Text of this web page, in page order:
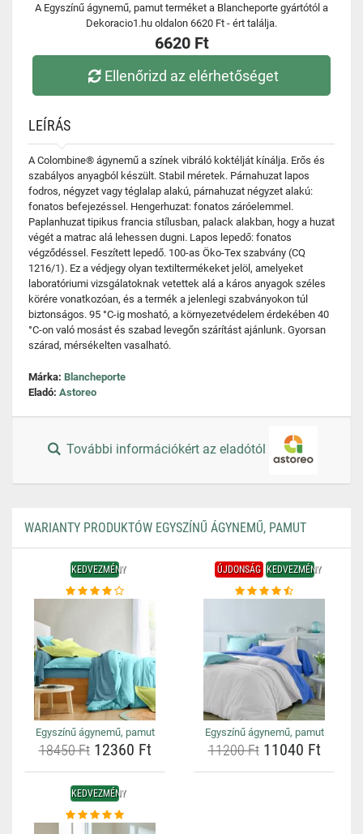
A Egyszínű ágynemű, pamut terméket a Blancheporte gyártótól a
Dekoracio1.hu oldalon 6620 Ft - ért találja.
6620 Ft
Ellenőrizd az elérhetőséget
LEÍRÁS
A Colombine® ágynemű a színek vibráló koktélját kínálja. Erős és
szabályos anyagból készült. Stabil méretek. Párnahuzat lapos
fodros, négyzet vagy téglalap alakú, párnahuzat négyzet alakú:
fonatos befejezéssel. Hengerhuzat: fonatos záróelemmel.
Paplanhuzat tipikus francia stílusban, palack alakban, hogy a huzat
végét a matrac alá lehessen dugni. Lapos lepedő: fonatos
végződéssel. Feszített lepedő. 100-as Öko-Tex szabvány (CQ
1216/1). Ez a védjegy olyan textiltermékeket jelöl, amelyeket
laboratóriumi vizsgálatoknak vetettek alá a káros anyagok széles
körére vonatkozóan, és a termék a jelenlegi szabványokon túl
biztonságos. 95 °C-ig mosható, a környezetvédelem érdekében 40
°C-on való mosást és szabad levegőn szárítást ajánlunk. Gyorsan
szárad, mérsékelten vasalható.
Márka: Blancheporte
Eladó: Astoreo
További információkért az eladótól
WARIANTY PRODUKTÓW EGYSZÍNŰ ÁGYNEMŰ, PAMUT
KEDVEZMÉNY
Egyszínű ágynemű, pamut
18450 Ft12360 Ft
ÚJDONSÁG KEDVEZMÉNY
Egyszínű ágynemű, pamut
11200 Ft11040 Ft
KEDVEZMÉNY